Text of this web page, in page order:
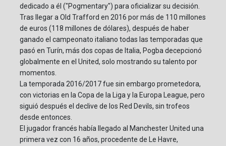
dedicado a él ("Pogmentary") para oficializar su decisión.
Tras llegar a Old Trafford en 2016 por más de 110 millones
de euros (118 millones de dólares), después de haber
ganado el campeonato italiano todas las temporadas que
pasó en Turín, más dos copas de Italia, Pogba decepcionó
globalmente en el United, solo mostrando su talento por
momentos.
La temporada 2016/2017 fue sin embargo prometedora,
con victorias en la Copa de la Liga y la Europa League, pero
siguió después el declive de los Red Devils, sin trofeos
desde entonces.
El jugador francés había llegado al Manchester United una
primera vez con 16 años, procedente de Le Havre,